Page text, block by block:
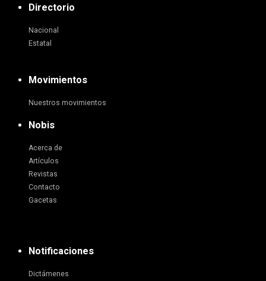
Directorio
Nacional
Estatal
Movimientos
Nuestros movimientos
Nobis
Acerca de
Artículos
Revistas
Contacto
Gacetas
Notificaciones
Dictámenes